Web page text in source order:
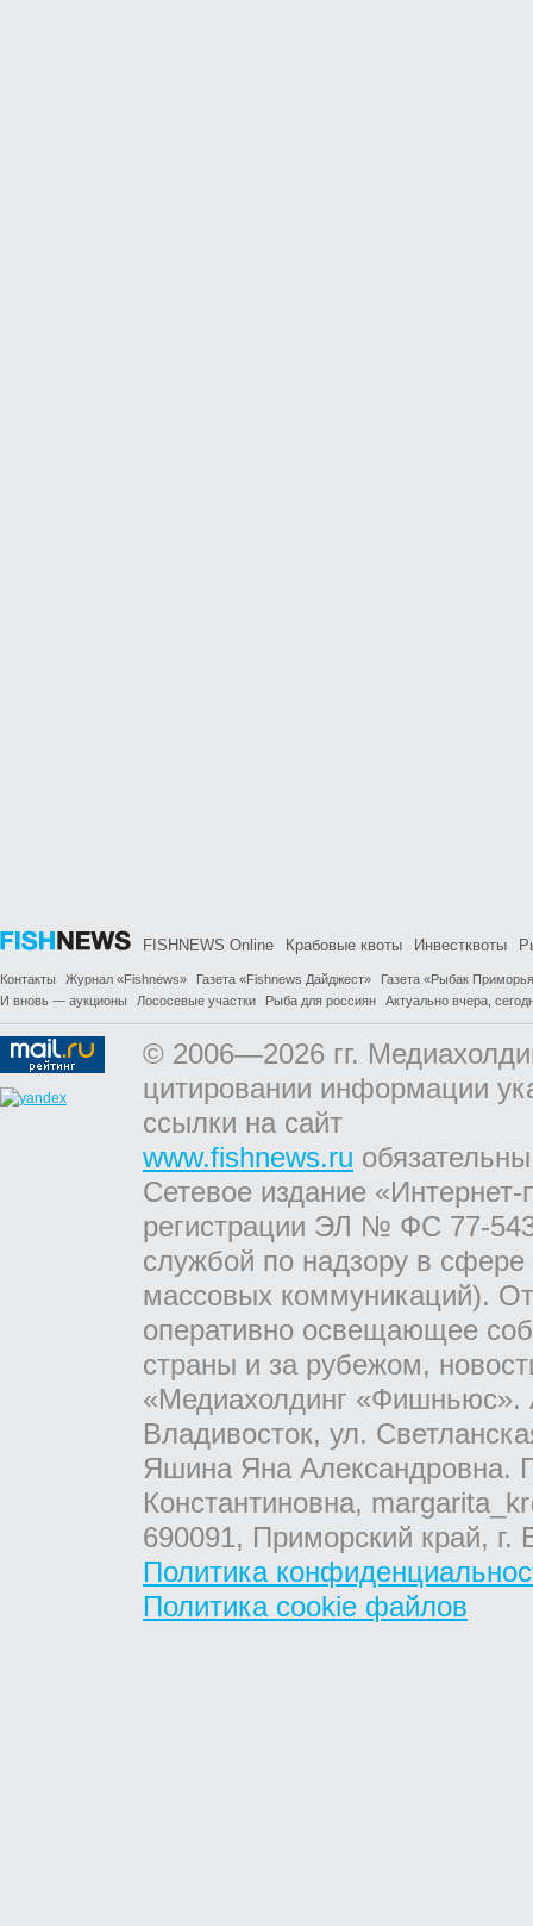
FISHNEWS Online Крабовые квоты Инвестквоты
Контакты Журнал «Fishnews» Газета «Fishnews Дайджест»
Газета «Рыбак
И вновь — аукционы
Лососевые участки Рыба для россиян Актуально вчера,
© 2006—2026 гг.
цитировании информации
ссылки на сайт
www.fishnews.ru
Сетевое издание
регистрации ЭЛ № ФС 77-
службой по надзору в
массовых коммуникаций).
оперативно освещающее
страны и за рубежом,
«Медиахолдинг «Фишньюс».
Владивосток, ул.
Яшина Яна Александровна.
Константиновна,
690091, Приморский край,
Политика
Политика cookie файлов